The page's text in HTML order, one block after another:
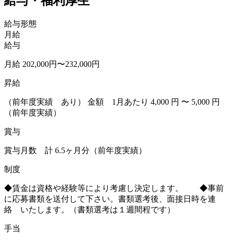
給与形態
月給
給与
月給 202,000円〜232,000円
昇給
（前年度実績 あり） 金額 1月あたり 4,000 円 〜 5,000 円
（前年度実績）
賞与
賞与月数 計 6.5ヶ月分（前年度実績）
制度
◆賃金は資格や経験等により考慮し決定します。 ◆事前
に応募書類を送付して下さい。書類選考後、面接日時を連
絡 いたします。（書類選考は１週間程です）
手当